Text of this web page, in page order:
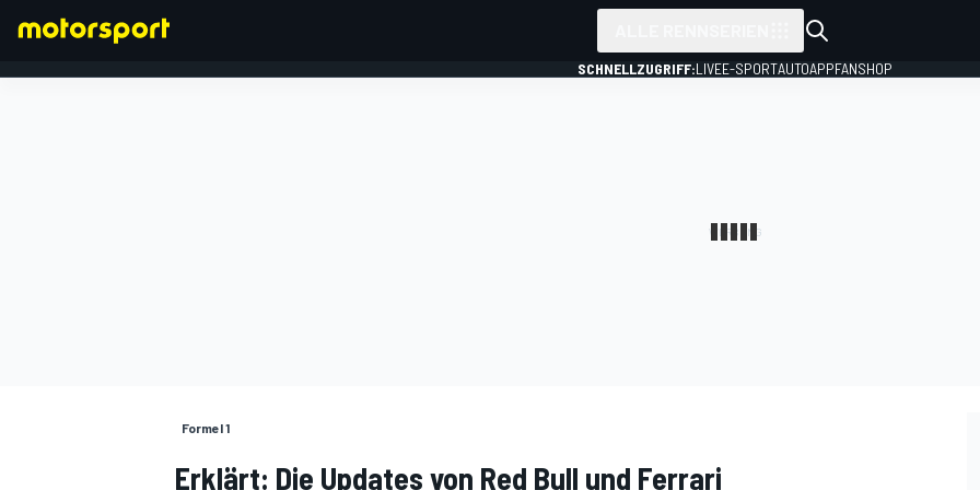
SCHNELLZUGRIFF:LIVEE-SPORTAUTOAPPFANSHOP
Formel 1
Erklärt: Die Updates von Red Bull und Ferrari